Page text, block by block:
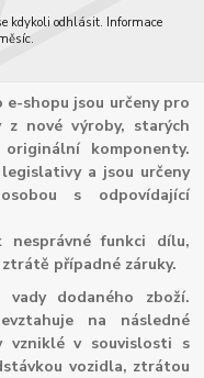
kdykoli odhlásit. Informace
shopu jsou určeny pro
nové výroby, starých
komponenty.
a jsou určeny
s odpovídající
nesprávné funkci dílu,
případné záruky.
vady dodaného zboží.
na následné
vzniklé v souvislosti s
vozidla, ztrátou